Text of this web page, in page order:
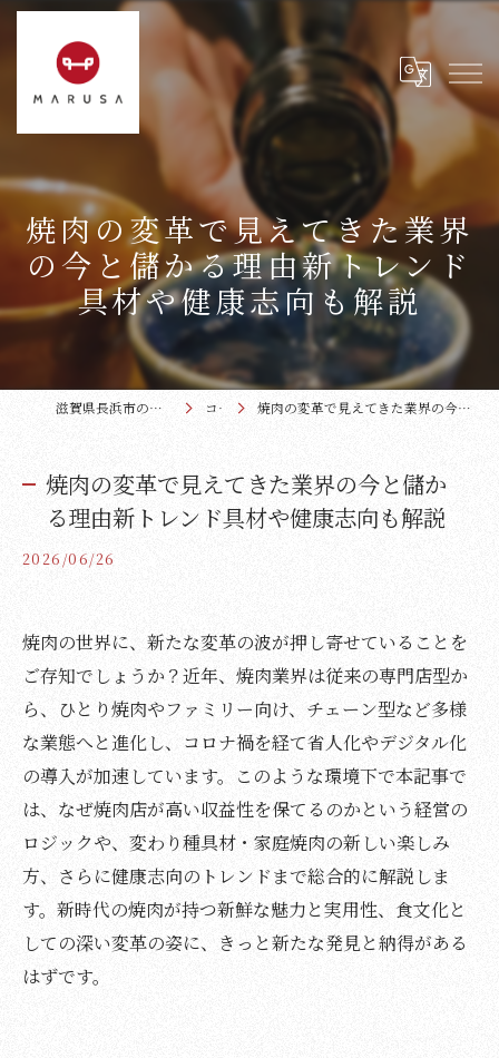
焼肉の変革で見えてきた業界
の今と儲かる理由新トレンド
具材や健康志向も解説
滋賀県長浜市の焼肉なら近江牛本家まるさ コラム 焼肉の変革で見えてきた業界の今と儲かる理由新トレンド具材や健康志向も解説
焼肉の変革で見えてきた業界の今と儲か
る理由新トレンド具材や健康志向も解説
2026/06/26
焼肉の世界に、新たな変革の波が押し寄せていることを
ご存知でしょうか？近年、焼肉業界は従来の専門店型か
ら、ひとり焼肉やファミリー向け、チェーン型など多様
な業態へと進化し、コロナ禍を経て省人化やデジタル化
の導入が加速しています。このような環境下で本記事で
は、なぜ焼肉店が高い収益性を保てるのかという経営の
ロジックや、変わり種具材・家庭焼肉の新しい楽しみ
方、さらに健康志向のトレンドまで総合的に解説しま
す。新時代の焼肉が持つ新鮮な魅力と実用性、食文化と
しての深い変革の姿に、きっと新たな発見と納得がある
はずです。